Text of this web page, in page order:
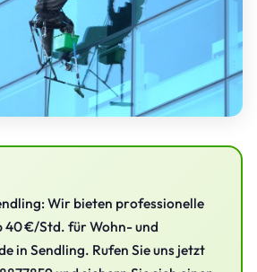
Wir bieten professionelle
40 €/Std. für Wohn- und
in Sendling. Rufen Sie uns jetzt